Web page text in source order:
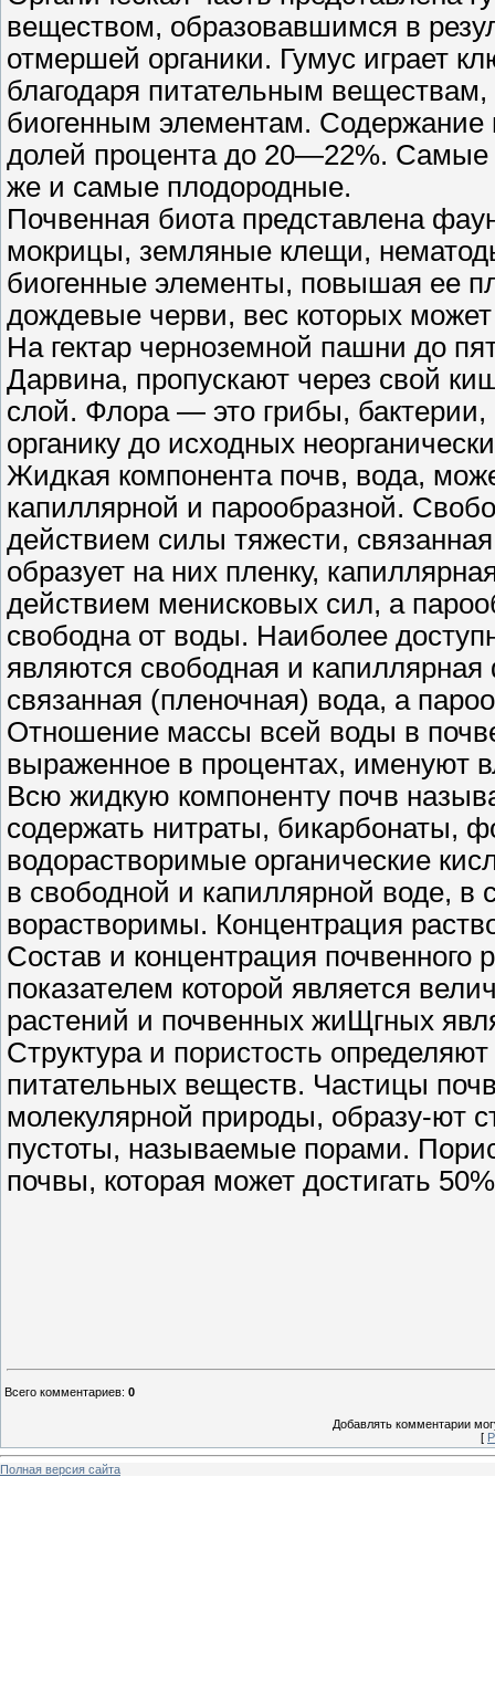
веществом, образовавшимся в
отмершей органики. Гумус играет
благодаря питательным
биогенным элементам. Содержание
долей процента до 20—22%.
же и самые плодородные.
Почвенная биота представлена
мокрицы, земляные клещи,
биогенные элементы, повышая ее
дождевые черви, вес которых
На гектар черноземной пашни до
Дарвина, пропускают через свой
слой. Флора — это грибы,
органику до исходных
Жидкая компонента почв, вода,
капиллярной и парообразной.
действием силы тяжести,
образует на них пленку,
действием менисковых сил, а
свободна от воды. Наиболее
являются свободная и
связанная (пленочная) вода, а
Отношение массы всей воды в
выраженное в процентах, именуют
Всю жидкую компоненту почв
содержать нитраты, бикарбонаты,
водорастворимые органические
в свободной и капиллярной воде, в
ворастворимы. Концентрация
Состав и концентрация
показателем которой является
растений и почвенных жиЩгных
Структура и пористость
питательных веществ. Частицы
молекулярной природы, образу-ют
пустоты, называемые порами.
почвы, которая может достигать
Всего комментариев: 0
Добавлять комментарии
[
Полная версия сайта